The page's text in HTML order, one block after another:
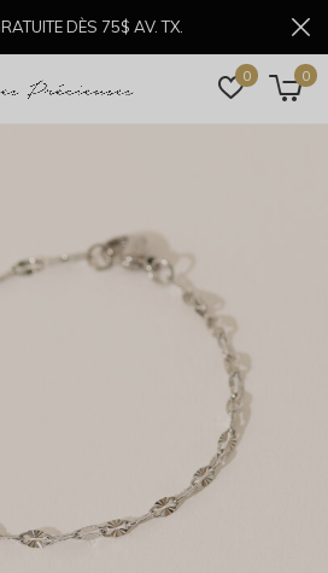
0 0
DÈS 75$ AV. TX.